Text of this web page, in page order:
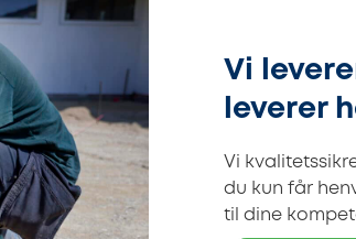
Vi
leverer
Vi
du kun får
til dine